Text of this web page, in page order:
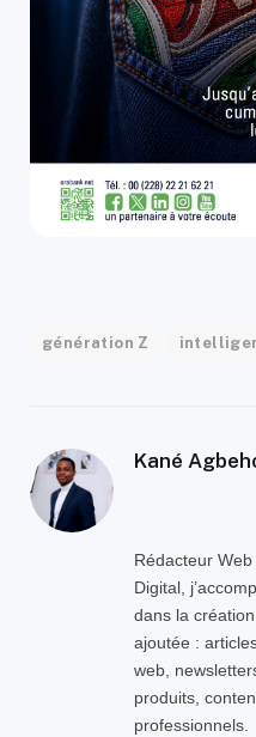
génération Z
Kané
Rédacteur
Digital,
dans la
ajoutée :
web,
produits,
professionnels.